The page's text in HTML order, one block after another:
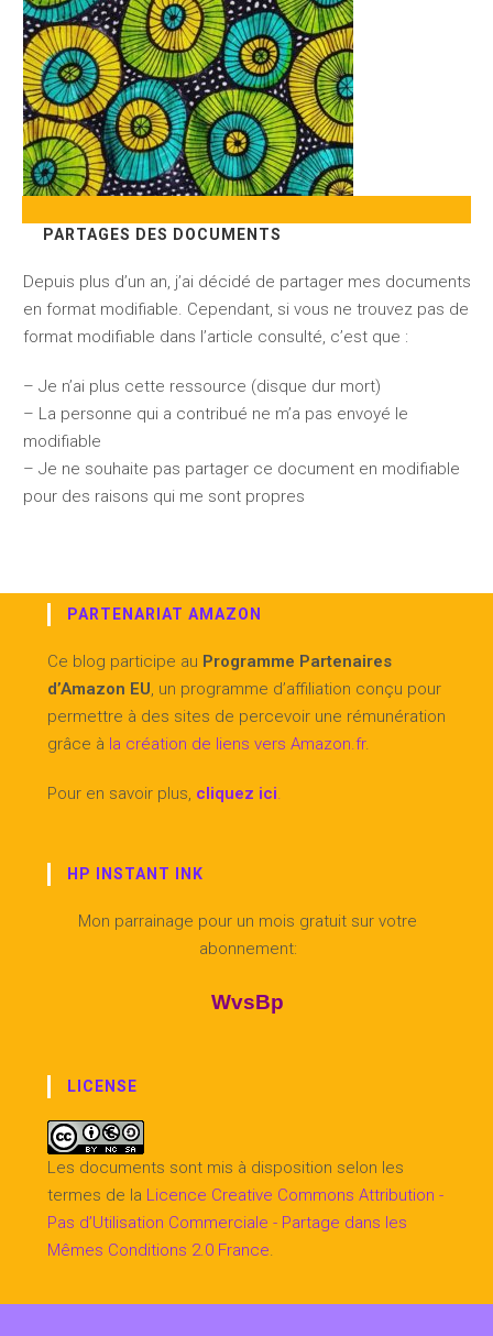
PARTAGES DES DOCUMENTS
Depuis plus d’un an, j’ai décidé de partager mes documents
en format modifiable. Cependant, si vous ne trouvez pas de
format modifiable dans l’article consulté, c’est que :
– Je n’ai plus cette ressource (disque dur mort)
– La personne qui a contribué ne m’a pas envoyé le
modifiable
– Je ne souhaite pas partager ce document en modifiable
pour des raisons qui me sont propres
PARTENARIAT AMAZON
Ce blog participe au Programme Partenaires
d’Amazon EU, un programme d’affiliation conçu pour
permettre à des sites de percevoir une rémunération
grâce à la création de liens vers Amazon.fr.
Pour en savoir plus, cliquez ici.
HP INSTANT INK
Mon parrainage pour un mois gratuit sur votre
abonnement:
WvsBp
LICENSE
Les documents sont mis à disposition selon les
termes de la Licence Creative Commons Attribution -
Pas d’Utilisation Commerciale - Partage dans les
Mêmes Conditions 2.0 France.